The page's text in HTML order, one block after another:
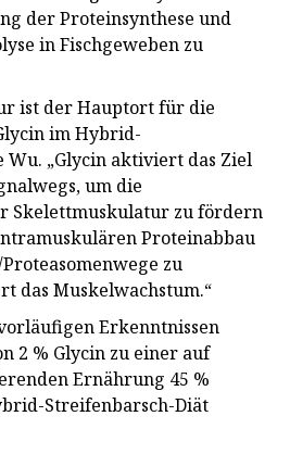
der Proteinsynthese und
in Fischgeweben zu
ist der Hauptort für die
im Hybrid-
Wu. „Glycin aktiviert das Ziel
um die
Skelettmuskulatur zu fördern
Proteinabbau
zu
das Muskelwachstum.“​
Erkenntnissen
2 % Glycin zu einer auf
Ernährung 45 %
Streifenbarsch-Diät